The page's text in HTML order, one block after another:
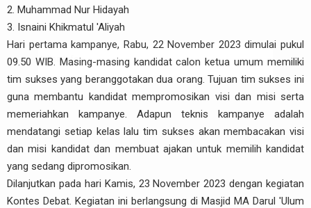
2. Muhammad Nur Hidayah
3. Isnaini Khikmatul 'Aliyah
Hari pertama kampanye, Rabu, 22 November 2023 dimulai pukul
09.50 WIB. Masing-masing kandidat calon ketua umum memiliki
tim sukses yang beranggotakan dua orang. Tujuan tim sukses ini
guna membantu kandidat mempromosikan visi dan misi serta
memeriahkan kampanye. Adapun teknis kampanye adalah
mendatangi setiap kelas lalu tim sukses akan membacakan visi
dan misi kandidat dan membuat ajakan untuk memilih kandidat
yang sedang dipromosikan.
Dilanjutkan pada hari Kamis, 23 November 2023 dengan kegiatan
Kontes Debat. Kegiatan ini berlangsung di Masjid MA Darul 'Ulum
Arlina Info